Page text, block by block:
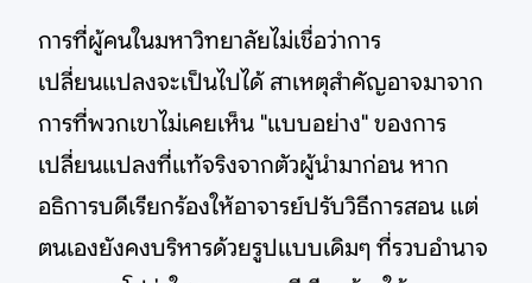
การที่ผู้คนในมหาวิทยาลัยไม่เชื่อว่าการ
เปลี่ยนแปลงจะเป็นไปได้ สาเหตุสำคัญอาจมาจาก
การที่พวกเขาไม่เคยเห็น "แบบอย่าง" ของการ
เปลี่ยนแปลงที่แท้จริงจากตัวผู้นำมาก่อน หาก
อธิการบดีเรียกร้องให้อาจารย์ปรับวิธีการสอน แต่
ตนเองยังคงบริหารด้วยรูปแบบเดิมๆ ที่รวบอำนาจ